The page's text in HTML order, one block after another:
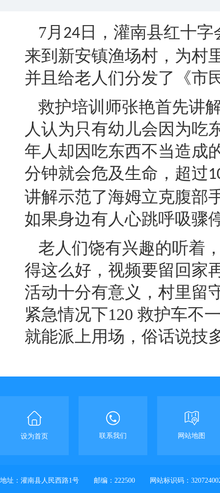
7月 24 日 ， 灌南县红十字
来到新安镇渔场村，为村
并且给老人们分发了《市
救护培训师张艳首先讲
人认为只有幼儿会因为吃
年人却因吃东西不当造成
分钟就会危及生命 ， 超过
讲解示范了海姆立克腹部
如果身边有人心跳呼吸骤
老人们饶有兴趣的听着
得这么好 ， 视频要留回家
活动十分有意义 ， 村里留
紧急情况下120 救护车不
就能派上用场，俗话说技
设为首页 联系我们 网站地图
地址：灌南县人民西路1号 邮编：222500 网站标识码：